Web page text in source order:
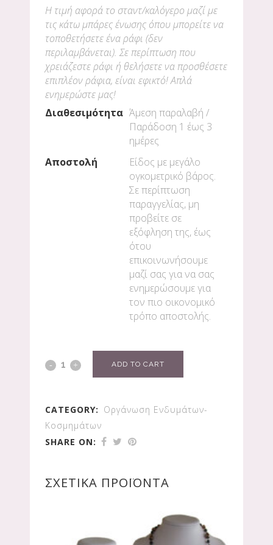
Η τιμή αφορά το σταντ/καλόγερο μαζί με
τις κάτω μπάρες ένωσης όπου μπορείτε να
τοποθετήσετε ένα ράφι (δεν
περιλαμβάνεται). Σε περίπτωση που
χρειάζεστε ράφι ή θελήσετε να προσθέσετε
επιπλέον ράφια, είναι εφικτό! Απλά
ενημερώστε μας!
Διαθεσιμότητα Άμεση παραλαβή /
Παράδoση 1 έως 3
ημέρες
Αποστολή
Είδος με μεγάλο
ογκομετρικό βάρος.
Σε περίπτωση
παραγγελίας, μη
προβείτε σε
εξόφληση της, έως
ότου
επικοινωνήσουμε
μαζί σας για να σας
ενημερώσουμε για
τον πιο οικονομικό
τρόπο αποστολής.
ADD TO CART
CATEGORY: Οργάνωση Ενδυμάτων-
Κοσμημάτων
SHARE ON:
ΣΧΕΤΙΚΆ ΠΡΟΪΌΝΤΑ